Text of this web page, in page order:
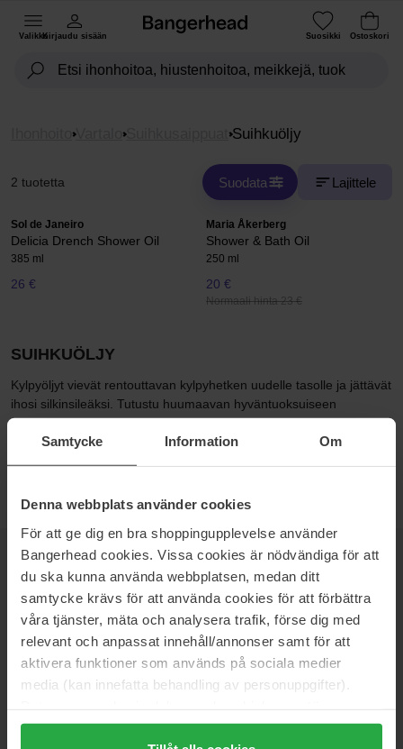
Samtycke Information Om
Denna webbplats använder cookies
För att ge dig en bra shoppingupplevelse använder
Bangerhead cookies. Vissa cookies är nödvändiga för att
du ska kunna använda webbplatsen, medan ditt
samtycke krävs för att använda cookies för att förbättra
våra tjänster, mäta och analysera trafik, förse dig med
relevant och anpassat innehåll/annonser samt för att
aktivera funktioner som används på sociala medier
media (kan innefatta behandling av personuppgifter).
Genom att trycka på "Tillåt alla cookies" accepterar du
ValikkoKirjaudu sisään Suosikki Ostoskori
Vartalo Suihkusaippuat Suihkuöljy
2 tuotetta Suodata Lajittele
Sol de Janeiro
Delicia Drench Shower Oil
385 ml
26 €
Maria Åkerberg
Shower & Bath Oil
250 ml
20 €
Normaali hinta 23 €
SUIHKUÖLJY
Kylpyöljyt vievät rentouttavan kylpyhetken uudelle tasolle ja jättävät
ihosi silkinsileäksi. Tutustu huumaavan hyväntuoksuiseen
kylpyöljyvalikoimaamme ja lisää ripaus luksusta seuraavaan
kylpyhetkeesi. Meiltä löydät kaikki suosikkituotteet muun muassa
Molton Brownilta ja Decléorilta!
UUTISKIRJE OLE ENSIMMÄISTEN JOUKOSSA
Haluatko parhaat kauneusuutiset suoraan sähköpostiisi? Saat
uusimmat trendit, vinkit ja eksklusiiviset tarjoukset!
TURVALLINEN MAKSU